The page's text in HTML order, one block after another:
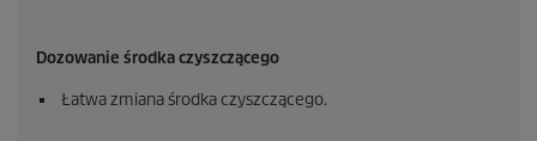
Dozowanie środka czyszczącego
Łatwa zmiana środka czyszczącego.